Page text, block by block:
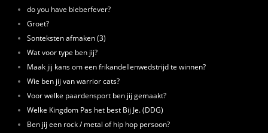
do you have bieberfever?
Groet?
Sonteksten afmaken (3)
Wat voor type ben jij?
Maak jij kans om een frikandellenwedstrijd te winnen?
Wie ben jij van warrior cats?
Voor welke paardensport ben jij gemaakt?
Welke Kingdom Pas het best Bij Je. (DDG)
Ben jij een rock / metal of hip hop persoon?